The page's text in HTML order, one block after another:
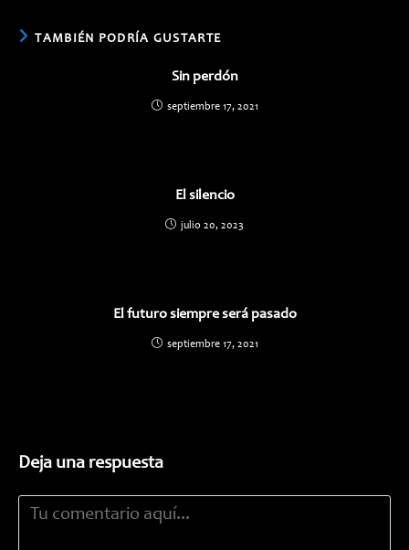
TAMBIÉN PODRÍA GUSTARTE
Sin perdón
septiembre 17, 2021
El silencio
julio 20, 2023
El futuro siempre será pasado
septiembre 17, 2021
Deja una respuesta
Comentario